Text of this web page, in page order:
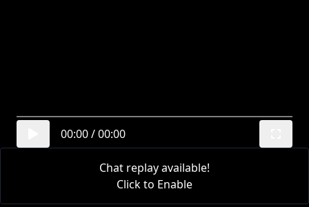
00:00/00:00
Chat replay available!
Click to Enable